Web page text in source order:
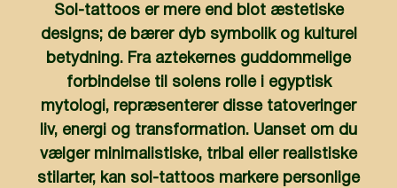
Sol-tattoos er mere end blot æstetiske
designs; de bærer dyb symbolik og kulturel
betydning. Fra aztekernes guddommelige
forbindelse til solens rolle i egyptisk
mytologi, repræsenterer disse tatoveringer
liv, energi og transformation. Uanset om du
vælger minimalistiske, tribal eller realistiske
stilarter, kan sol-tattoos markere personlige